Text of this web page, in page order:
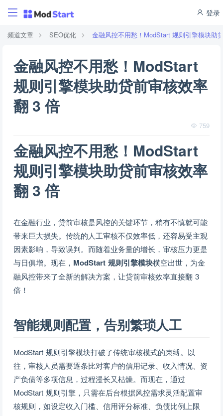
登录
频道文章 SEO优化 金融风控不用愁！ModStart 规则引擎模块助
金融风控不用愁！ModStart
规则引擎模块助贷前审核效率
翻 3 倍
759
金融风控不用愁！ModStart
规则引擎模块助贷前审核效率
翻 3 倍
在金融行业，贷前审核是风控的关键环节，稍有不慎就可能
带来巨大损失。传统的人工审核不仅效率低，还容易受主观
因素影响，导致误判。而随着业务量的增长，审核压力更是
与日俱增。现在， ModStart 规则引擎模块横空出世，为金
融风控带来了全新的解决方案，让贷前审核效率直接翻 3
倍！
智能规则配置，告别繁琐人工
ModStart 规则引擎模块打破了传统审核模式的束缚。以
往，审核人员需要逐条比对客户的信用记录、收入情况、资
产负债等多项信息，过程漫长又枯燥。而现在，通过
ModStart 规则引擎，只需在后台根据风控需求灵活配置审
核规则，如设定收入门槛、信用评分标准、负债比例上限